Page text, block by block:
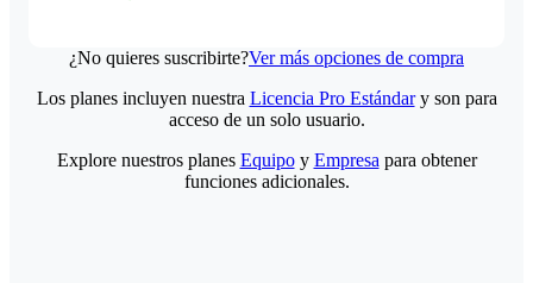
¿No quieres suscribirte?Ver más opciones de compra
Los planes incluyen nuestra Licencia Pro Estándary son para
acceso de un solo usuario.
Explore nuestros planes Equipoy Empresa para obtener
funciones adicionales.